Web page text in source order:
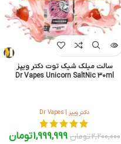
سالت میلک شیک توت دکتر ویپز
Dr Vapes Unicorn SaltNic 30ml
دکتر ویپز | Dr Vapes
2,200,000تومان 1,999,999تومان